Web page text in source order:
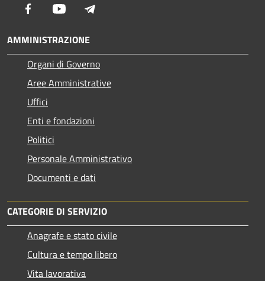
Facebook Youtube
AMMINISTRAZIONE
Organi di Governo
Aree Amministrative
Uffici
Enti e fondazioni
Politici
Personale Amministrativo
Documenti e dati
CATEGORIE DI SERVIZIO
Anagrafe e stato civile
Cultura e tempo libero
Vita lavorativa